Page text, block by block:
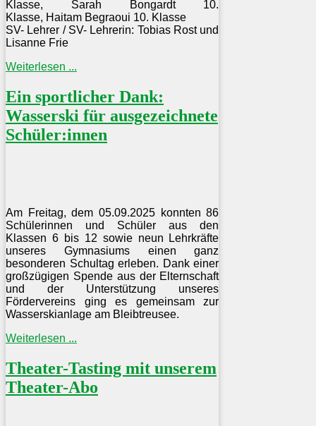
Klasse, Sarah Bongardt 10.
Klasse, Haitam Begraoui 10. Klasse
SV- Lehrer / SV- Lehrerin: Tobias Rost und
Lisanne Frie
Weiterlesen ...
Ein sportlicher Dank:
Wasserski für ausgezeichnete
Schüler:innen
Am Freitag, dem 05.09.2025 konnten 86
Schülerinnen und Schüler aus den
Klassen 6 bis 12 sowie neun Lehrkräfte
unseres Gymnasiums einen ganz
besonderen Schultag erleben. Dank einer
großzügigen Spende aus der Elternschaft
und der Unterstützung unseres
Fördervereins ging es gemeinsam zur
Wasserskianlage am Bleibtreusee.
Weiterlesen ...
Theater-Tasting mit unserem
Theater-Abo